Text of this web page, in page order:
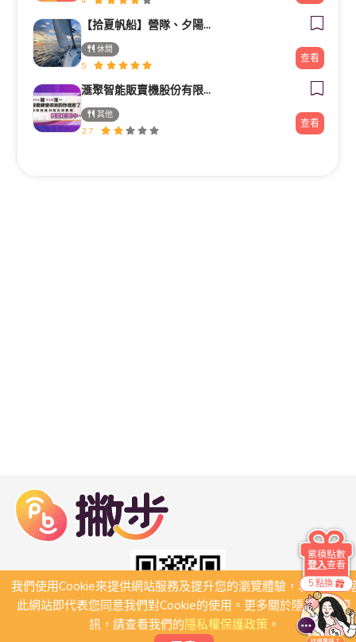
【拾夏帆船】營隊、夕陽團、包船、客製化帆船體驗（預約制）
休閒
5
查看
滙聚智能販賣機股份有限公司
其他
2.7
查看
我們使用Cookie來提供網站服務及提升您的瀏覽體驗，若繼續瀏
此網站即代表您同意我們對Cookie的使用。更多關於隱私保護資
訊，請查看我們的隱私權保護政策。
5 點換
累積點數
登入查看